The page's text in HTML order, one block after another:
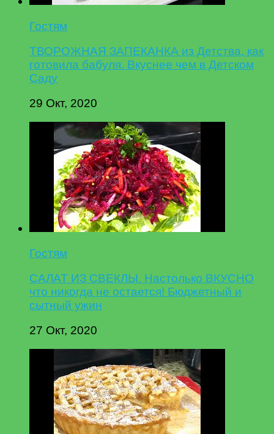
Гостям
ТВОРОЖНАЯ ЗАПЕКАНКА из Детства, как
готовила бабуля. Вкуснее чем в Детском
Саду
29 Окт, 2020
Гостям
САЛАТ ИЗ СВЕКЛЫ. Настолько ВКУСНО
что никогда не остается! Бюджетный и
сытный ужин
27 Окт, 2020